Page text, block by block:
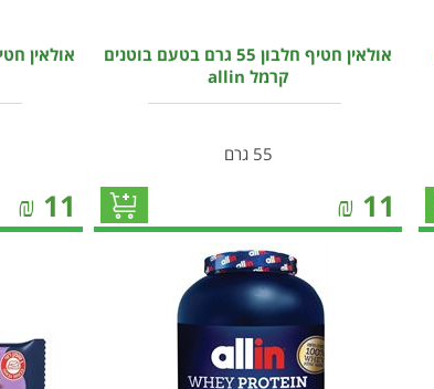
אולאין חטיף חלבון 55 גרם בטעם בוטנים
קרמל allin
55 גרם
11
₪
11
₪